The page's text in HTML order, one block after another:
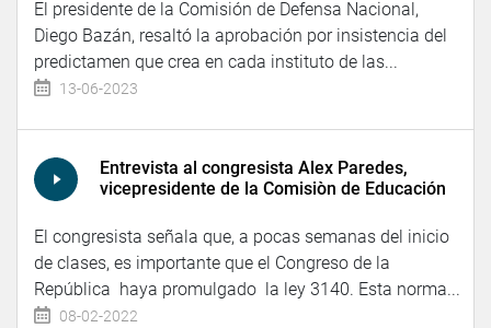
El presidente de la Comisión de Defensa Nacional,
Diego Bazán, resaltó la aprobación por insistencia del
predictamen que crea en cada instituto de las...
13-06-2023
Entrevista al congresista Alex Paredes,
vicepresidente de la Comisiòn de Educación
El congresista señala que, a pocas semanas del inicio
de clases, es importante que el Congreso de la
República haya promulgado la ley 3140. Esta norma...
08-02-2022